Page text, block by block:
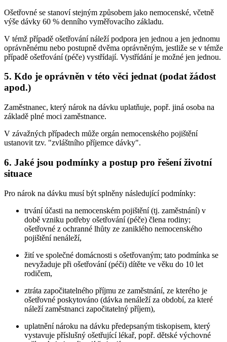
Ošetřovné se stanoví stejným způsobem jako nemocenské, včetně
výše dávky 60 % denního vyměřovacího základu.
V témž případě ošetřování náleží podpora jen jednou a jen jednomu
oprávněnému nebo postupně dvěma oprávněným, jestliže se v témže
případě ošetřování (péče) vystřídají. Vystřídání je možné jen jednou.
5. Kdo je oprávněn v této věci jednat (podat žádost
apod.)
Zaměstnanec, který nárok na dávku uplatňuje, popř. jiná osoba na
základě plné moci zaměstnance.
V závažných případech může orgán nemocenského pojištění
ustanovit tzv. "zvláštního příjemce dávky".
6. Jaké jsou podmínky a postup pro řešení životní
situace
Pro nárok na dávku musí být splněny následující podmínky:
trvání účasti na nemocenském pojištění (tj. zaměstnání) v
době vzniku potřeby ošetřování (péče) člena rodiny;
ošetřovné z ochranné lhůty ze zaniklého nemocenského
pojištění nenáleží,
žití ve společné domácnosti s ošetřovaným; tato podmínka se
nevyžaduje při ošetřování (péči) dítěte ve věku do 10 let
rodičem,
ztráta započitatelného příjmu ze zaměstnání, ze kterého je
ošetřovné poskytováno (dávka nenáleží za období, za které
náleží zaměstnanci započitatelný příjem),
uplatnění nároku na dávku předepsaným tiskopisem, který
vystavuje příslušný ošetřující lékař, popř. dětské výchovné